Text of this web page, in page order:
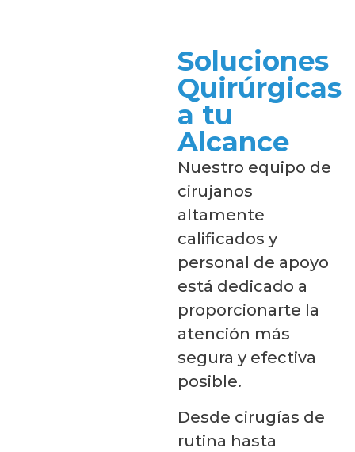
Soluciones
Quirúrgicas
a tu
Alcance
Nuestro equipo de
cirujanos
altamente
calificados y
personal de apoyo
está dedicado a
proporcionarte la
atención más
segura y efectiva
posible.
Desde cirugías de
rutina hasta